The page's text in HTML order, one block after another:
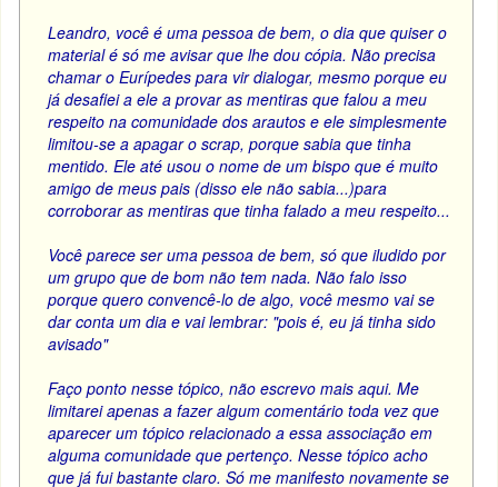
Leandro, você é uma pessoa de bem, o dia que quiser o
material é só me avisar que lhe dou cópia. Não precisa
chamar o Eurípedes para vir dialogar, mesmo porque eu
já desafiei a ele a provar as mentiras que falou a meu
respeito na comunidade dos arautos e ele simplesmente
limitou-se a apagar o scrap, porque sabia que tinha
mentido. Ele até usou o nome de um bispo que é muito
amigo de meus pais (disso ele não sabia...)para
corroborar as mentiras que tinha falado a meu respeito...
Você parece ser uma pessoa de bem, só que iludido por
um grupo que de bom não tem nada. Não falo isso
porque quero convencê-lo de algo, você mesmo vai se
dar conta um dia e vai lembrar: "pois é, eu já tinha sido
avisado"
Faço ponto nesse tópico, não escrevo mais aqui. Me
limitarei apenas a fazer algum comentário toda vez que
aparecer um tópico relacionado a essa associação em
alguma comunidade que pertenço. Nesse tópico acho
que já fui bastante claro. Só me manifesto novamente se